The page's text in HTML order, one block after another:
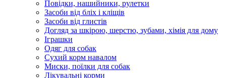
Повідки, нашийники, рулетки
Засоби від бліх і кліщів
Засоби від глистів
Догляд за шкірою, шерстю, зубами, хімія для дому
Іграшки
Одяг для собак
Сухий корм навалом
Миски, поїлки для собак
Лікувальні корми